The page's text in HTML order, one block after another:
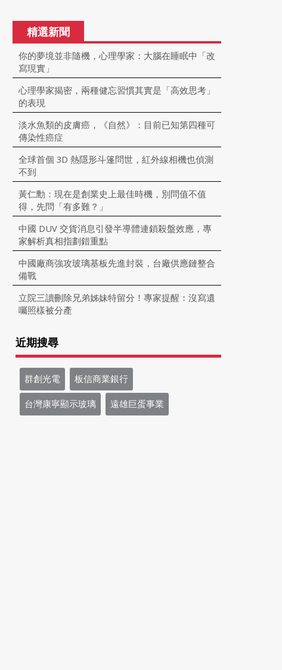
精選新聞
你的夢境並非隨機，心理學家：大腦在睡眠中「改
寫現實」
心理學家揭密，兩種健忘習慣其實是「高效思考」
的表現
淡水魚類的皮膚癌，《自然》：目前已知第四種可
傳染性癌症
全球首個 3D 熱隱形斗篷問世，紅外線相機也偵測
不到
黃仁勳：現在是創業史上最佳時機，別問值不值
得，先問「有多難？」
中國 DUV 交貨消息引發半導體連鎖殺盤效應，專
家解析真相指劃錯重點
中國廠商強攻玻璃基板先進封裝，台廠供應鏈整合
備戰
立院三讀刪除兄弟姊妹特留分！專家提醒：沒寫遺
囑照樣被分產
近期搜尋
群創光電 板信商業銀行
台灣康寧顯示玻璃 遠雄巨蛋事業